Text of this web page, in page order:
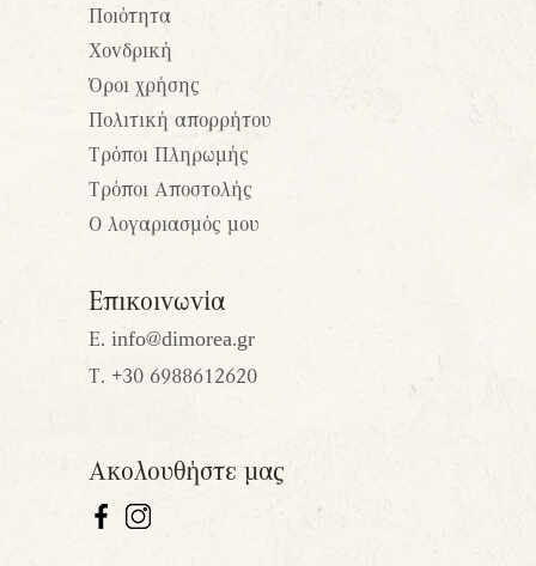
Ποιότητα
Χονδρική
Όροι χρήσης
Πολιτική απορρήτου
Τρόποι Πληρωμής
Τρόποι Αποστολής
Ο λογαριασμός μου
Επικοινωνία
Ε. info@dimorea.gr
Τ. +30 6988612620
Ακολουθήστε μας